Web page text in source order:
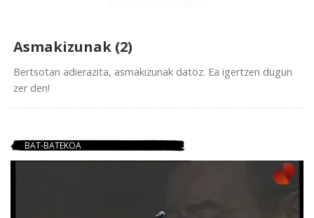
Asmakizunak (2)
Bertsotan adierazita, asmakizunak datoz. Ea igertzen dugun
zer den!
BAT-BATEKOA